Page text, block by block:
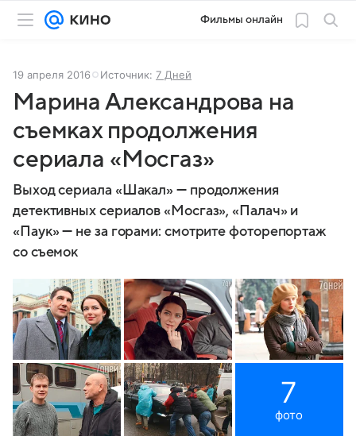
Фильмы онлайн
19 апреля 2016 Источник: 7 Дней
Марина Александрова на
съемках продолжения
сериала «Мосгаз»
Выход сериала «Шакал» — продолжения
детективных сериалов «Мосгаз», «Палач» и
«Паук» — не за горами: смотрите фоторепортаж
со съемок
7
фото